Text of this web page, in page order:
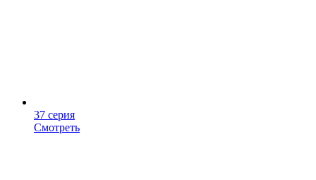
37 серия
Смотреть